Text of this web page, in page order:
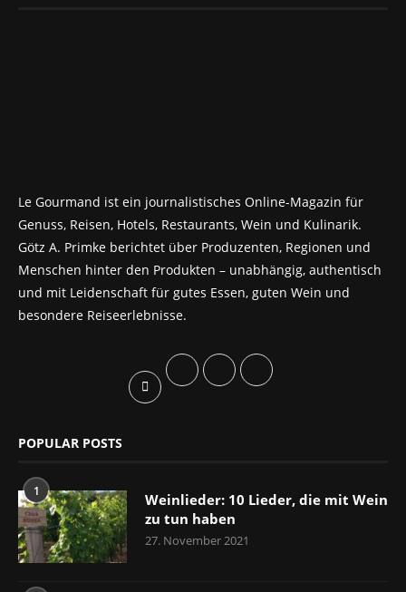
Le Gourmand ist ein journalistisches Online-Magazin für
Genuss, Reisen, Hotels, Restaurants, Wein und Kulinarik.
Götz A. Primke berichtet über Produzenten, Regionen und
Menschen hinter den Produkten – unabhängig, authentisch
und mit Leidenschaft für gutes Essen, guten Wein und
besondere Reiseerlebnisse.
POPULAR POSTS
1
Weinlieder: 10 Lieder, die mit Wein
zu tun haben
27. November 2021